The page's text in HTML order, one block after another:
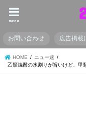
menu
お問い合わせ 広告掲載
HOME
ニュー速
乙類焼酎の水割りが旨いけど、